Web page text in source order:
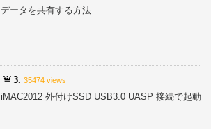
データを共有する方法
3.35474 views
iMAC2012 外付けSSD USB3.0 UASP 接続で起動